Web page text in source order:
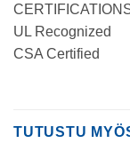
UL Recognized
CSA Certified
TUTUSTU